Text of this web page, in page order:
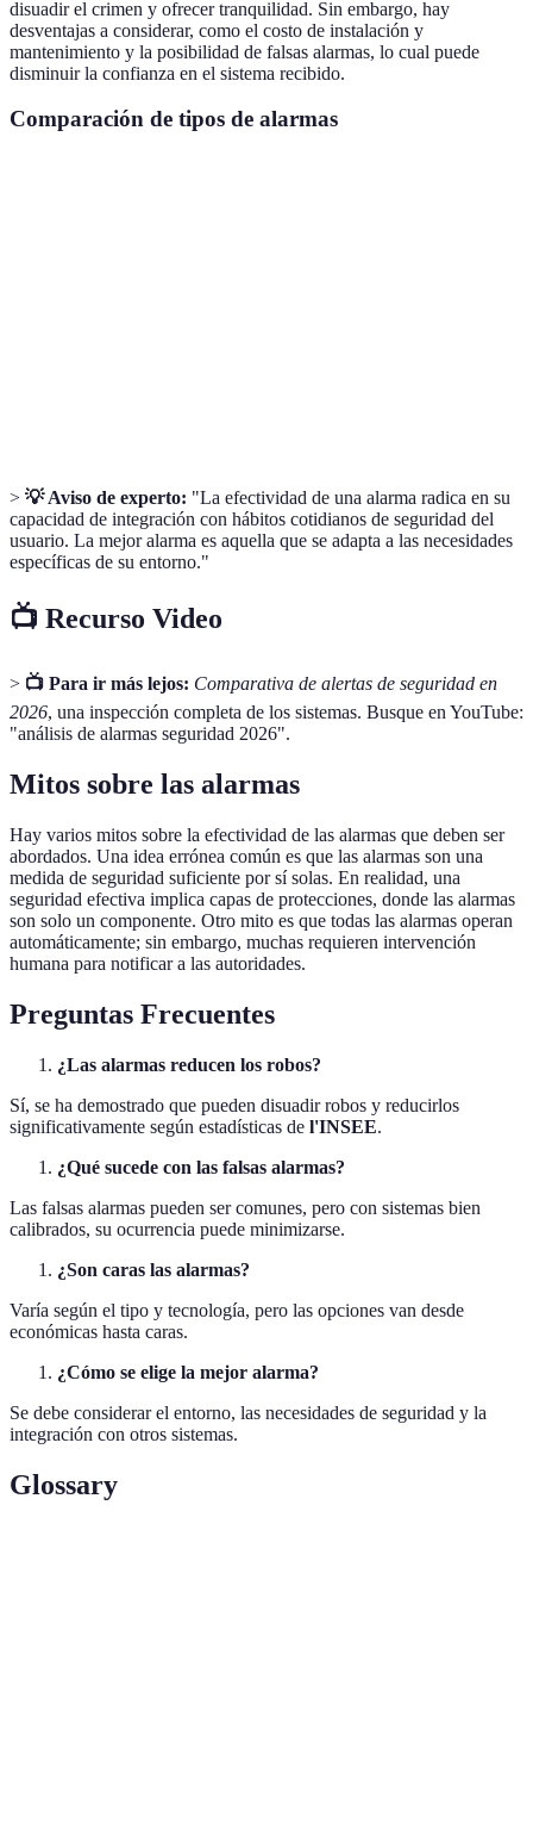
disuadir el crimen y ofrecer tranquilidad. Sin embargo, hay
desventajas a considerar, como el costo de instalación y
mantenimiento y la posibilidad de falsas alarmas, lo cual puede
disminuir la confianza en el sistema recibido.
Comparación de tipos de alarmas
> 💡 Aviso de experto: "La efectividad de una alarma radica en su
capacidad de integración con hábitos cotidianos de seguridad del
usuario. La mejor alarma es aquella que se adapta a las necesidades
específicas de su entorno."
📺 Recurso Video
> 📺 Para ir más lejos: Comparativa de alertas de seguridad en
2026, una inspección completa de los sistemas. Busque en YouTube:
"análisis de alarmas seguridad 2026".
Mitos sobre las alarmas
Hay varios mitos sobre la efectividad de las alarmas que deben ser
abordados. Una idea errónea común es que las alarmas son una
medida de seguridad suficiente por sí solas. En realidad, una
seguridad efectiva implica capas de protecciones, donde las alarmas
son solo un componente. Otro mito es que todas las alarmas operan
automáticamente; sin embargo, muchas requieren intervención
humana para notificar a las autoridades.
Preguntas Frecuentes
¿Las alarmas reducen los robos?
Sí, se ha demostrado que pueden disuadir robos y reducirlos
significativamente según estadísticas de l'INSEE.
¿Qué sucede con las falsas alarmas?
Las falsas alarmas pueden ser comunes, pero con sistemas bien
calibrados, su ocurrencia puede minimizarse.
¿Son caras las alarmas?
Varía según el tipo y tecnología, pero las opciones van desde
económicas hasta caras.
¿Cómo se elige la mejor alarma?
Se debe considerar el entorno, las necesidades de seguridad y la
integración con otros sistemas.
Glossary